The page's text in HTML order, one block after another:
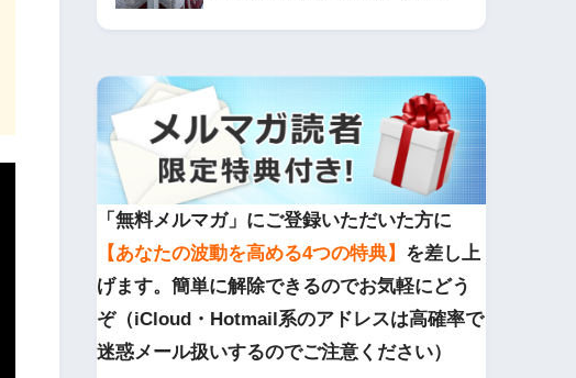
「無料メルマガ」にご登録いただいた方に
【あなたの波動を高める4つの特典】 を差し上
げます。簡単に解除できるのでお気軽にどう
ぞ（iCloud・Hotmail系のアドレスは高確率で
迷惑メール扱いするのでご注意ください）